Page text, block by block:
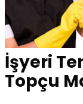
İşyeri
Topçu